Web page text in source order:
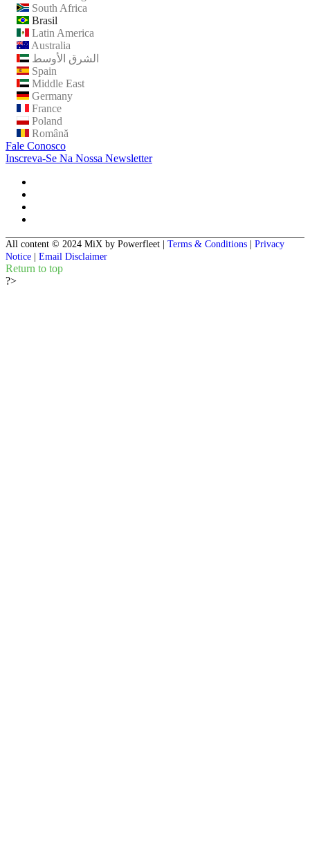
South Africa
Brasil
Latin America
Australia
الشرق الأوسط
Spain
Middle East
Germany
France
Poland
Română
Fale Conosco
Inscreva-Se Na Nossa Newsletter
All content © 2024 MiX by Powerfleet Terms & Conditions
Privacy
Notice
Email Disclaimer
Return to top
?>